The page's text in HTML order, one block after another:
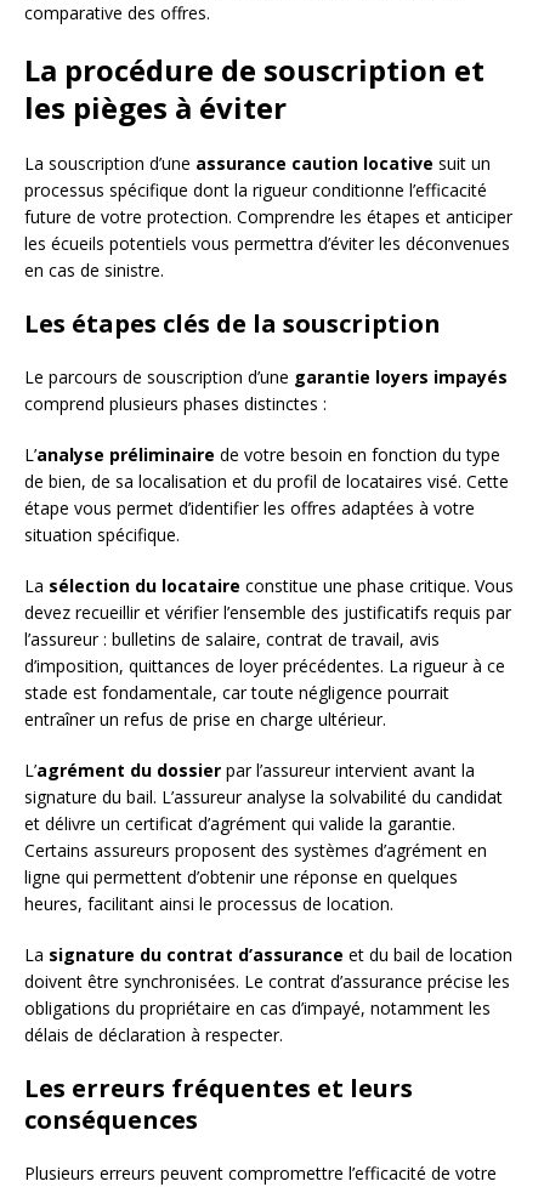
comparative des offres.
La procédure de souscription et
les pièges à éviter
La souscription d’une assurance caution locative suit un
processus spécifique dont la rigueur conditionne l’efficacité
future de votre protection. Comprendre les étapes et anticiper
les écueils potentiels vous permettra d’éviter les déconvenues
en cas de sinistre.
Les étapes clés de la souscription
Le parcours de souscription d’une garantie loyers impayés
comprend plusieurs phases distinctes :
L’analyse préliminaire de votre besoin en fonction du type
de bien, de sa localisation et du profil de locataires visé. Cette
étape vous permet d’identifier les offres adaptées à votre
situation spécifique.
La sélection du locataire constitue une phase critique. Vous
devez recueillir et vérifier l’ensemble des justificatifs requis par
l’assureur : bulletins de salaire, contrat de travail, avis
d’imposition, quittances de loyer précédentes. La rigueur à ce
stade est fondamentale, car toute négligence pourrait
entraîner un refus de prise en charge ultérieur.
L’agrément du dossier par l’assureur intervient avant la
signature du bail. L’assureur analyse la solvabilité du candidat
et délivre un certificat d’agrément qui valide la garantie.
Certains assureurs proposent des systèmes d’agrément en
ligne qui permettent d’obtenir une réponse en quelques
heures, facilitant ainsi le processus de location.
La signature du contrat d’assurance et du bail de location
doivent être synchronisées. Le contrat d’assurance précise les
obligations du propriétaire en cas d’impayé, notamment les
délais de déclaration à respecter.
Les erreurs fréquentes et leurs
conséquences
Plusieurs erreurs peuvent compromettre l’efficacité de votre